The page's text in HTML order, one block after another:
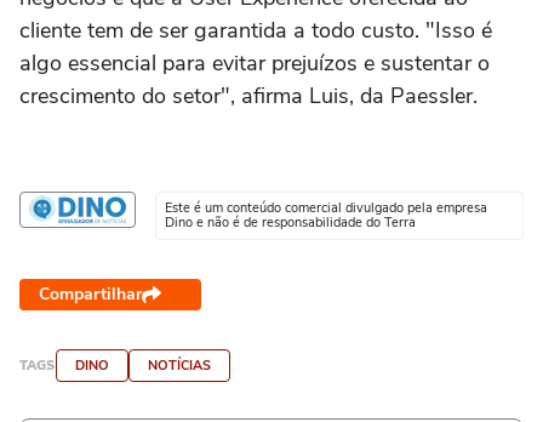
cliente tem de ser garantida a todo custo. "Isso é
algo essencial para evitar prejuízos e sustentar o
crescimento do setor", afirma Luis, da Paessler.
Este é um conteúdo comercial divulgado pela empresa
Dino e não é de responsabilidade do Terra
Compartilhar
TAGS DINO NOTÍCIAS